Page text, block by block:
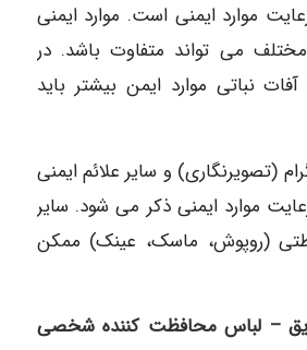
موارد ایمنی است. موارد ایمنی
می تواند متفاوت باشد. در
نباتی موارد ایمن بیشتر باید
(تصویرنگاری) و سایر علائم ایمنی
موارد ایمنی ذکر می شود. سایر
(روپوش، ماسک، عینک) ممکن
– لباس محافظت کننده شخصی